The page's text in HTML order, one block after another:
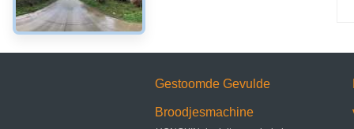
Gestoomde Gevulde
Broodjesmachine